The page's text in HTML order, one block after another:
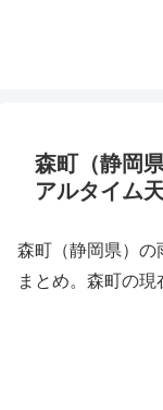
森町（静岡
アルタイム
森町（静岡県）の
まとめ。森町の現